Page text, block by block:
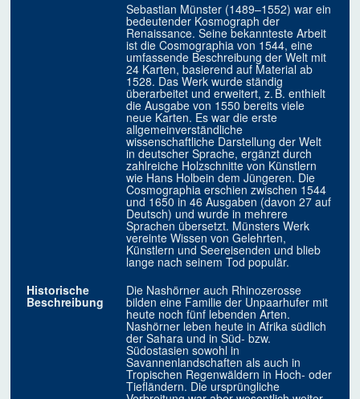
Sebastian Münster (1489–1552) war ein
bedeutender Kosmograph der
Renaissance. Seine bekannteste Arbeit
ist die Cosmographia von 1544, eine
umfassende Beschreibung der Welt mit
24 Karten, basierend auf Material ab
1528. Das Werk wurde ständig
überarbeitet und erweitert, z. B. enthielt
die Ausgabe von 1550 bereits viele
neue Karten. Es war die erste
allgemeinverständliche
wissenschaftliche Darstellung der Welt
in deutscher Sprache, ergänzt durch
zahlreiche Holzschnitte von Künstlern
wie Hans Holbein dem Jüngeren. Die
Cosmographia erschien zwischen 1544
und 1650 in 46 Ausgaben (davon 27 auf
Deutsch) und wurde in mehrere
Sprachen übersetzt. Münsters Werk
vereinte Wissen von Gelehrten,
Künstlern und Seereisenden und blieb
lange nach seinem Tod populär.
Historische
Beschreibung
Die Nashörner auch Rhinozerosse
bilden eine Familie der Unpaarhufer mit
heute noch fünf lebenden Arten.
Nashörner leben heute in Afrika südlich
der Sahara und in Süd- bzw.
Südostasien sowohl in
Savannenlandschaften als auch in
Tropischen Regenwäldern in Hoch- oder
Tiefländern. Die ursprüngliche